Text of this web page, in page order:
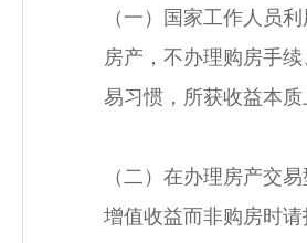
（一）国家工作人员
房产，不办理购房手
易习惯，所获收益本
（二）在办理房产交
增值收益而非购房时